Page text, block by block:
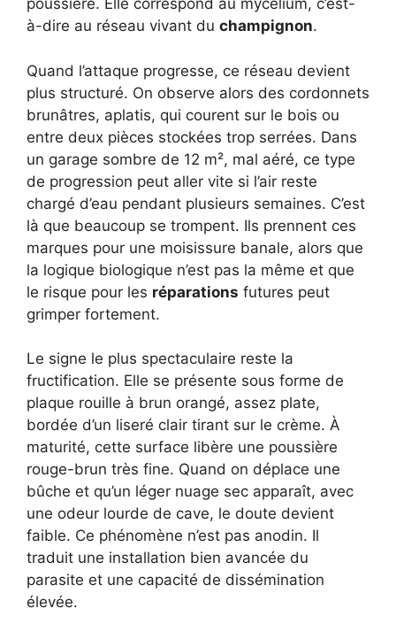
poussière. Elle correspond au mycélium, c’est-
à-dire au réseau vivant du champignon.
Quand l’attaque progresse, ce réseau devient
plus structuré. On observe alors des cordonnets
brunâtres, aplatis, qui courent sur le bois ou
entre deux pièces stockées trop serrées. Dans
un garage sombre de 12 m², mal aéré, ce type
de progression peut aller vite si l’air reste
chargé d’eau pendant plusieurs semaines. C’est
là que beaucoup se trompent. Ils prennent ces
marques pour une moisissure banale, alors que
la logique biologique n’est pas la même et que
le risque pour les réparations futures peut
grimper fortement.
Le signe le plus spectaculaire reste la
fructification. Elle se présente sous forme de
plaque rouille à brun orangé, assez plate,
bordée d’un liseré clair tirant sur le crème. À
maturité, cette surface libère une poussière
rouge-brun très fine. Quand on déplace une
bûche et qu’un léger nuage sec apparaît, avec
une odeur lourde de cave, le doute devient
faible. Ce phénomène n’est pas anodin. Il
traduit une installation bien avancée du
parasite et une capacité de dissémination
élevée.